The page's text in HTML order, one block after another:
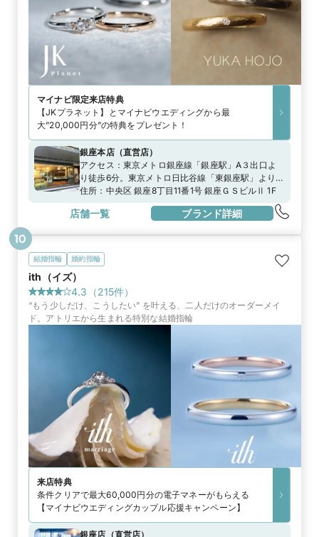
マイナビ限定来店特典
【JKプラネット】とマイナビウエディングから最
大”20,000円分”の特典をプレゼント！
銀座本店（直営店）
アクセス： 東京メトロ銀座線「銀座駅」A３出口よ
り徒歩6分。東京メトロ日比谷線「東銀座駅」より徒
歩6分。JR山手線「新橋駅」より徒歩7分。
住所： 中央区 銀座8丁目11番1号 銀座ＧＳビルⅡ 1F
店舗一覧 ブランド詳細
結婚指輪 婚約指輪
ith（イズ）
4.3 （215件）
“もう少しだけ、こうしたい” を叶える、二人だけのオーダーメイ
ド。アトリエから生まれる特別な結婚指輪
来店特典
条件クリアで最大60,000円分の電子マネーがもらえる
【マイナビウエディングカップル応援キャンペーン】
銀座店 （直営店）
10